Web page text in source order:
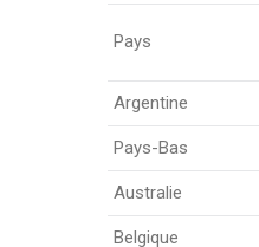
Pays
Argentine
Pays-Bas
Australie
Belgique